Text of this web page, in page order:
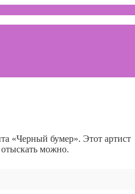
«Черный бумер». Этот артист
можно.